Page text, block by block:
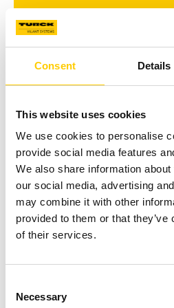
Consent Details
This website uses cookies
We use cookies to personalise
provide social media features
We also share information
our social media, advertising
may combine it with other
provided to them or that
of their services.
Selection
Necessary
Så implementerar
och RFID-
Med insikten att varje företag
vår 5-stegs projektmodell –
utrullning – utformad för din